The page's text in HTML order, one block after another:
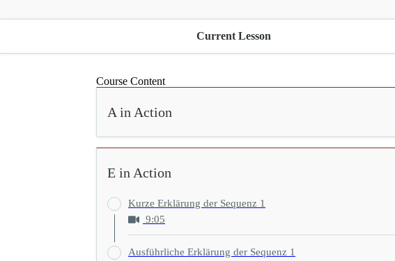
Current Lesson
Course Content
A in Action
E in Action
Kurze Erklärung der Sequenz 1
9:05
Ausführliche Erklärung der Sequenz 1